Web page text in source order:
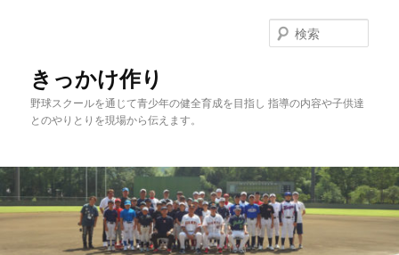
移
動
きっかけ作り
野球スクールを通じて青少年の健全育成を目指し 指導の内容や子供達
とのやりとりを現場から伝えます。
索